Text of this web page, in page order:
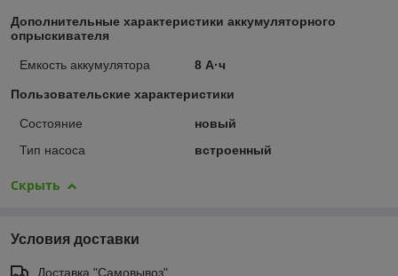
Дополнительные характеристики аккумуляторного
опрыскивателя
Емкость аккумулятора 8 А·ч
Пользовательские характеристики
Состояние
новый
Тип насоса
встроенный
Скрыть
Условия доставки
Доставка "Самовывоз"